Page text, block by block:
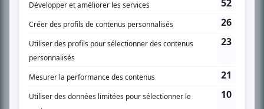
Liste des comédiens
Recherche avancée
À propos
Nous contacter
Termes et conditions
Politique de confidentialité